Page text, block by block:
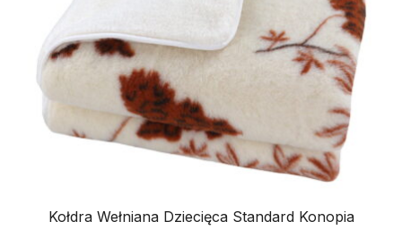
Kołdra Wełniana Dziecięca Standard Konopia